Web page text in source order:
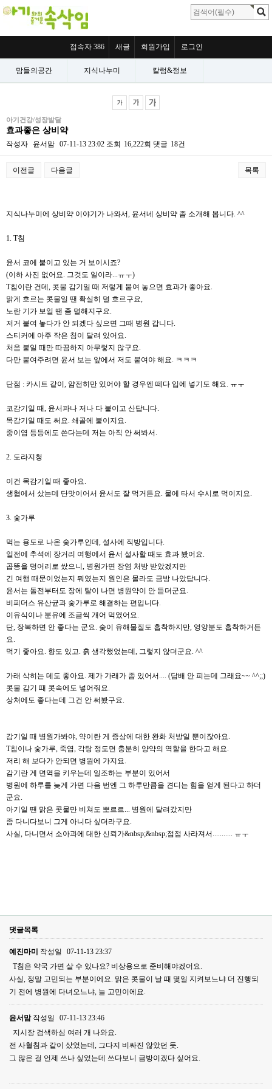
접속자 386 새글 회원가입 로그인
맘들의공간 지식나누미 칼럼&정보
아기건강/성장발달
효과좋은 상비약
작성자 윤서맘 07-11-13 23:02 조회 16,222회 댓글 18건
이전글 다음글 목록
지식나누미에 상비약 이야기가 나와서, 윤서네 상비약 좀 소개해 봅니다. ^^
1. T침
윤서 코에 붙이고 있는 거 보이시죠?
(이하 사진 없어요. 그것도 일이라...ㅠㅜ)
T침이란 건데, 콧물 감기일 때 저렇게 붙여 놓으면 효과가 좋아요.
맑게 흐르는 콧물일 땐 확실히 덜 흐르구요,
노란 기가 보일 땐 좀 덜해지구요.
저거 붙여 놓다가 안 되겠다 싶으면 그때 병원 갑니다.
스티커에 아주 작은 침이 달려 있어요.
처음 붙일 때만 따끔하지 아무렇지 않구요.
다만 붙여주려면 윤서 보는 앞에서 저도 붙여야 해요. ㅋㅋㅋ
단점 : 카시트 같이, 얌전히만 있어야 할 경우엔 떼다 입에 넣기도 해요. ㅠㅜ
코감기일 때, 윤서파나 저나 다 붙이고 산답니다.
목감기일 때도 써요. 쇄골에 붙이지요.
중이염 등등에도 쓴다는데 저는 아직 안 써봐서.
2. 도라지청
이건 목감기일 때 좋아요.
생협에서 샀는데 단맛이어서 윤서도 잘 먹거든요. 물에 타서 수시로 먹이지요.
3. 숯가루
먹는 용도로 나온 숯가루인데, 설사에 직방입니다.
일전에 추석에 장거리 여행에서 윤서 설사할 때도 효과 봤어요.
곱똥을 덩어리로 쌌으니, 병원가면 장염 처방 받았겠지만
긴 여행 때문이었는지 뭐였는지 원인은 몰라도 금방 나았답니다.
윤서는 돌전부터도 장에 탈이 나면 병원약이 안 듣더군요.
비피더스 유산균과 숯가루로 해결하는 편입니다.
이유식이나 분유에 조금씩 개어 먹였어요.
단, 장복하면 안 좋다는 군요. 숯이 유해물질도 흡착하지만, 영양분도 흡착하거든
요.
먹기 좋아요. 향도 있고. 흙 생각했었는데, 그렇지 않더군요. ^^
가래 삭히는 데도 좋아요. 제가 가래가 좀 있어서.... (담배 안 피는데 그래요~~ ^^;;)
콧물 감기 때 콧속에도 넣어줘요.
상처에도 좋다는데 그건 안 써봤구요.
감기일 때 병원가봐야, 약이란 게 증상에 대한 완화 처방일 뿐이잖아요.
T침이나 숯가루, 죽염, 각탕 정도면 충분히 양약의 역할을 한다고 해요.
저리 해 보다가 안되면 병원에 가지요.
감기란 게 면역을 키우는데 일조하는 부분이 있어서
병원에 하루를 늦게 가면 다음 번엔 그 하루만큼을 견디는 힘을 얻게 된다고 하더
군요.
아기일 땐 맑은 콧물만 비쳐도 뽀르르... 병원에 달려갔지만
좀 다니다보니 그게 아니다 싶더라구요.
사실, 다니면서 소아과에 대한 신뢰가&nbsp;&nbsp;점점 사라져서........... ㅠㅜ
댓글목록
예진마미 작성일
07-11-13 23:37
T침은 약국 가면 살 수 있나요? 비상용으로 준비해야겠어요.
사실, 정말 고민되는 부분이에요. 맑은 콧물이 날 때 몇일 지켜보느냐 더 진행되
기 전에 병원에 다녀오느냐, 늘 고민이에요.
윤서맘 작성일
07-11-13 23:46
지시장 검색하심 여러 개 나와요.
전 사혈침과 같이 샀었는데, 그다지 비싸진 않았던 듯.
그 많은 걸 언제 쓰나 싶었는데 쓰다보니 금방이겠다 싶어요.